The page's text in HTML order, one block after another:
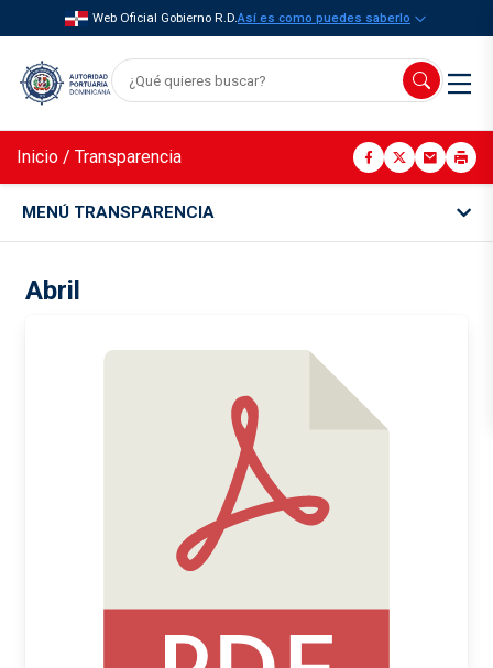
Web Oficial Gobierno R.D.Así es como puedes saberlo
Inicio / Transparencia
MENÚ TRANSPARENCIA
Abril